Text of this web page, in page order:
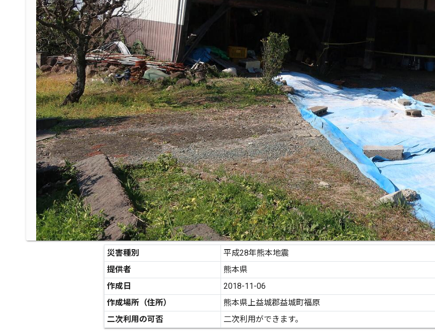
災害種別
平成28年熊本地震
提供者
熊本県
作成日
2018-11-06
作成場所（住所）
熊本県上益城郡益城町福原
二次利用の可否
二次利用ができます。